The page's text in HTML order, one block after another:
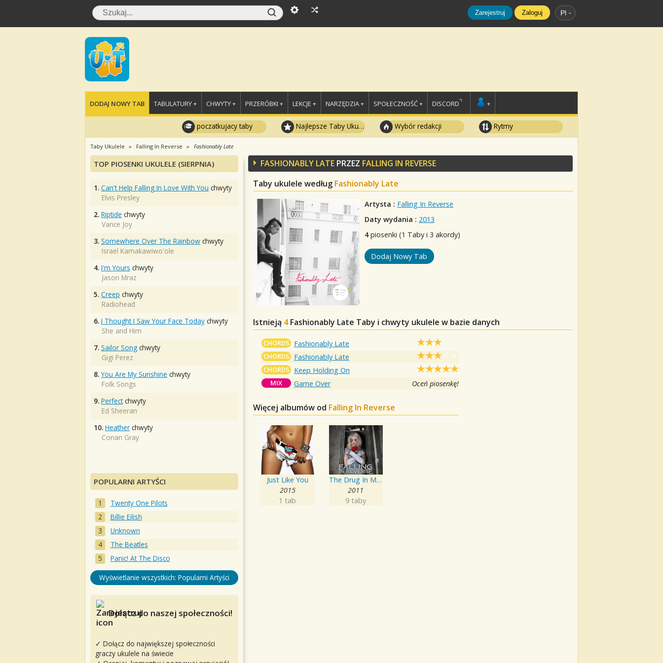
Zarejestruj Zaloguj Pl
DODAJ NOWY TAB TABULATURY + CHWYTY + PRZERÓBKI + LEKCJE + NARZĘDZIA + SPOŁECZNOŚĆ + DISCORD +
poczatkujacy taby Najlepsze Taby Ukulele Wybór redakcji Rytmy
Taby Ukulele Falling In Reverse Fashionably Late
FASHIONABLY LATE PRZEZ FALLING IN REVERSE
Taby ukulele według Fashionably Late
Artysta : Falling In Reverse
Daty wydania : 2013
4piosenki (1 Taby i 3 akordy)
Dodaj Nowy Tab
Istnieją 4 Fashionably Late Taby i chwyty ukulele w bazie danych
CHORDS Fashionably Late
CHORDS Fashionably Late
CHORDS Keep Holding On
MIX Game Over Oceń piosenkę!
Więcej albumów od Falling In Reverse
Just Like You
2015
1 tab
The Drug In Me Is You
2011
9 taby
TOP PIOSENKI UKULELE (SIERPNIA)
1. Can't Help Falling In Love With You chwyty
Elvis Presley
2. Riptide chwyty
Vance Joy
3. Somewhere Over The Rainbow chwyty
Israel Kamakawiwo'ole
4. I'm Yours chwyty
Jason Mraz
5. Creep chwyty
Radiohead
6. I Thought I Saw Your Face Today chwyty
She and Him
7. Sailor Song chwyty
Gigi Perez
8. You Are My Sunshine chwyty
Folk Songs
9. Perfectchwyty
Ed Sheeran
10. Heather chwyty
Conan Gray
POPULARNI ARTYŚCI
Twenty One Pilots
Billie Eilish
Unknown
The Beatles
Panic! At The Disco
Wyświetlanie wszystkich: Popularni Artyści
Dołącz do naszej społeczności!
✓ Dołącz do największej społeczności
graczy ukulele na świecie